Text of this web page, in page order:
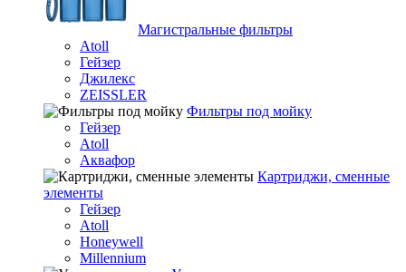
Магистральные фильтры
Atoll
Гейзер
Джилекс
ZEISSLER
Фильтры под мойку
Гейзер
Atoll
Аквафор
Картриджи, сменные
элементы
Гейзер
Atoll
Honeywell
Millennium